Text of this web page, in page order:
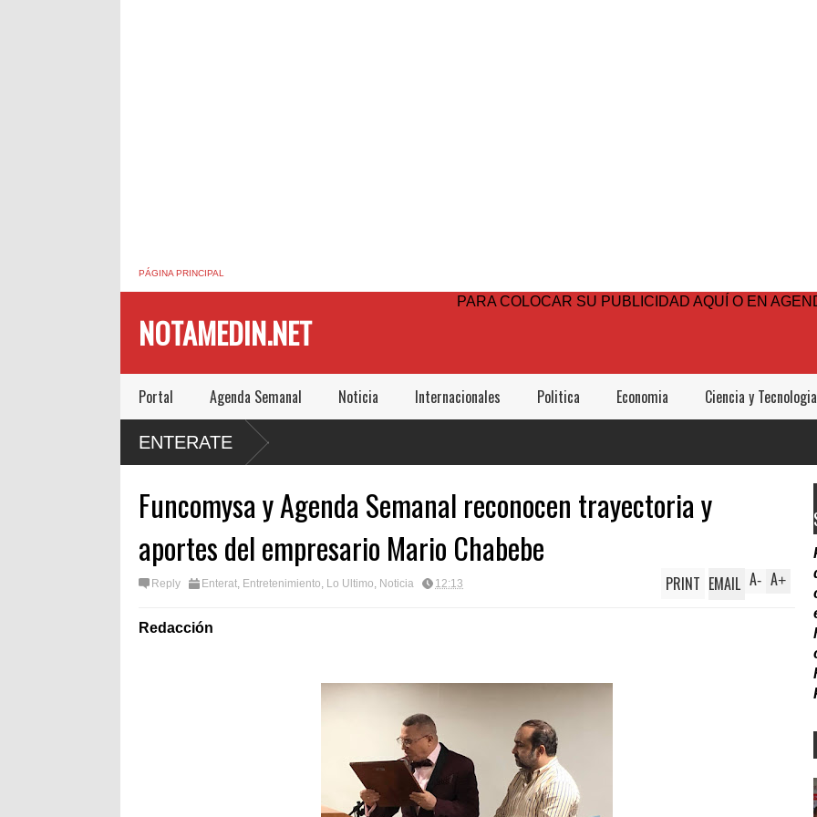
PÁGINA PRINCIPAL
NOTAMEDIN.NET
PARA COLOCAR SU PUBLICIDAD AQUÍ O EN
Portal Agenda Semanal Noticia Internacionales Politica Economia Ciencia y Tecnologia
ENTERATE
Funcomysa y Agenda Semanal reconocen trayectoria y
aportes del empresario Mario Chabebe
Reply Enterat, Entretenimiento, Lo Ultimo, Noticia 12:13 A+
A-
PRINT EMAIL
Redacción